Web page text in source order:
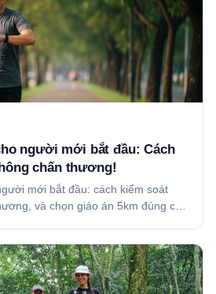
người mới bắt đầu: Cách
chấn thương!
mới bắt đầu: cách kiểm soát
và chọn giáo án 5km đúng c…